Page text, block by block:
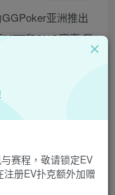
GGPoker亚洲推出
和SNG赛事,我
平与公正的竞技环
电脑版|EV扑克娱
保险|EV扑克娱
下载
赛程，敬请锁定EV
册EV扑克额外加赠